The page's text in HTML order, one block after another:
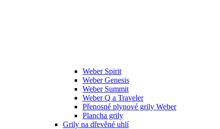
Weber Spirit
Weber Genesis
Weber Summit
Weber Q a Traveler
Přenosné plynové grily Weber
Plancha grily
Grily na dřevěné uhlí